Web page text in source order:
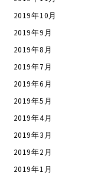
2019年10月
2019年9月
2019年8月
2019年7月
2019年6月
2019年5月
2019年4月
2019年3月
2019年2月
2019年1月